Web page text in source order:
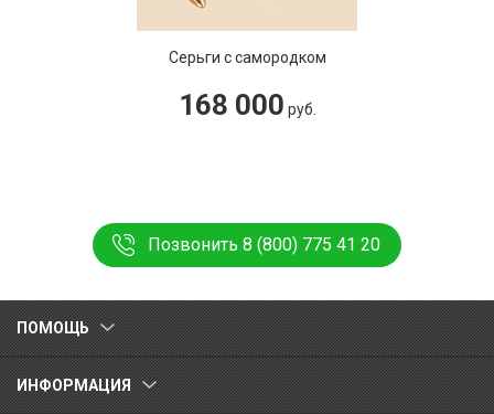
Серьги с самородком
168 000 руб.
Позвонить 8 (800) 775 41 20
ПОМОЩЬ
ИНФОРМАЦИЯ